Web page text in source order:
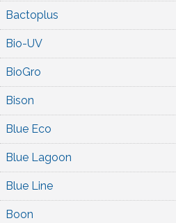
Bactoplus
Bio-UV
BioGro
Bison
Blue Eco
Blue Lagoon
Blue Line
Boon